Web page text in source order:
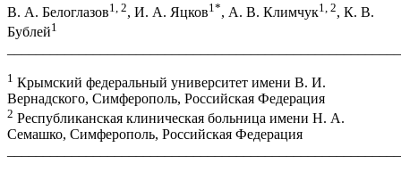
В. А. Белоглазов1, 2, И. А. Яцков1*, А. В. Климчук1, 2, К. В.
Бублей1
1 Крымский федеральный университет имени В. И.
Вернадского, Симферополь, Российская Федерация
2 Республиканская клиническая больница имени Н. А.
Семашко, Симферополь, Российская Федерация